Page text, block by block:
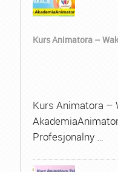
Kurs Animatora –
Kurs Animatora –
Profesjonalny …